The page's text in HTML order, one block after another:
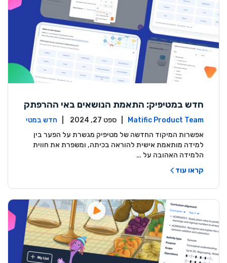
חדש במטיפיק: התאמת הנושאים באי ההרפתק
אות ללמידה בכיתה
Matific Product Team
חדש במטי
אפשרות המיקוד החדשה של מטיפיק מגשרת על הפער בין
למידה מותאמת אישית להוראה בכיתה, ומשפרת את חווית
הלמידה האהובה על …
קראו עוד